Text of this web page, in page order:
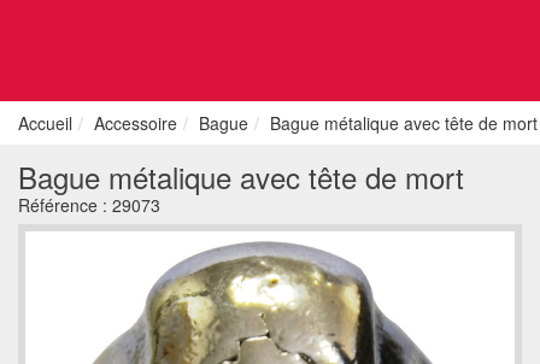
Accueil Accessoire Bague Bague métalique avec tête de mort
Bague métalique avec tête de mort
Référence : 29073